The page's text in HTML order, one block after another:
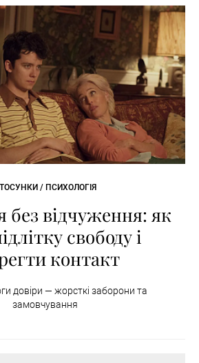
/ ПСИХОЛОГІЯ
без відчуження: як
свободу і
контакт
довіри — жорсткі заборони та
замовчування